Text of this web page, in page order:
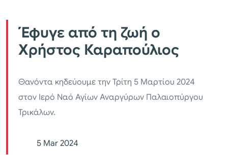
Έφυγε από τη ζωή ο
Χρήστος Καραπούλιος
Θανόντα κηδεύουμε την Τρίτη 5 Μαρτίου 2024
στον Ιερό Ναό Αγίων Αναργύρων Παλαιοπύργου
Τρικάλων.
5 Mar 2024